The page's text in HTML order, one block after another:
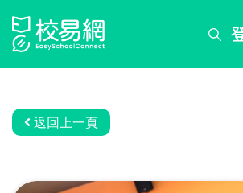
搜
務 返回上一頁